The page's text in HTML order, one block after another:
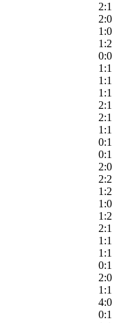
2:1
2:0
1:0
1:2
0:0
1:1
1:1
1:1
2:1
2:1
1:1
0:1
0:1
2:0
2:2
1:2
1:0
1:2
2:1
1:1
1:1
0:1
2:0
1:1
4:0
0:1